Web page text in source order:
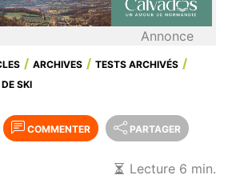
Annonce
ARCHIVES
TESTS ARCHIVÉS
SKI
COMMENTER PARTAGER
Lecture 6 min.